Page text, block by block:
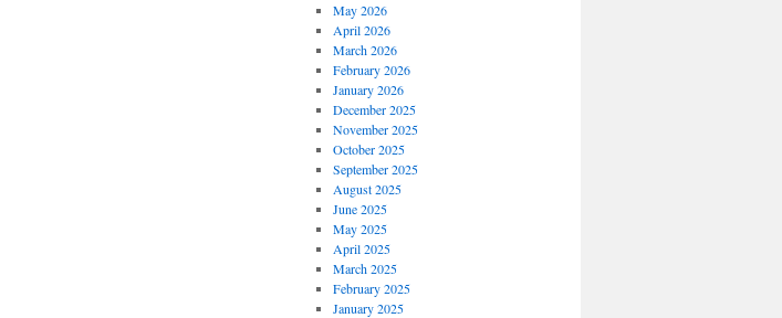
May 2026
April 2026
March 2026
February 2026
January 2026
December 2025
November 2025
October 2025
September 2025
August 2025
June 2025
May 2025
April 2025
March 2025
February 2025
January 2025